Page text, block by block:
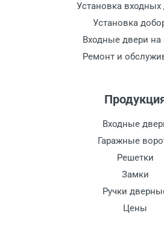
Установка входных
Установка
Входные двери на
Ремонт и
Входные
Гаражные
Решетки
Замки
Ручки
Цены